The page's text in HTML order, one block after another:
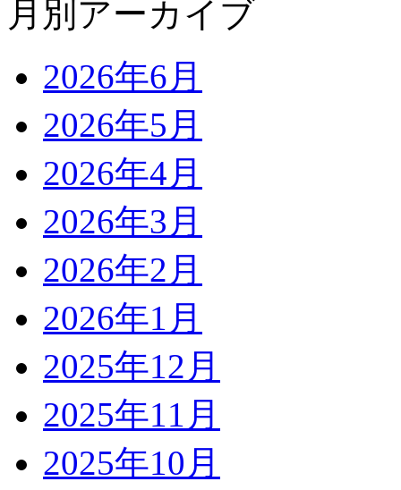
月別アーカイブ
2026年6月
2026年5月
2026年4月
2026年3月
2026年2月
2026年1月
2025年12月
2025年11月
2025年10月